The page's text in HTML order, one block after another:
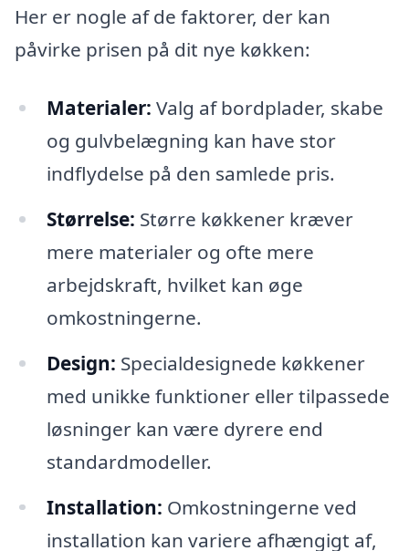
Her er nogle af de faktorer, der kan
påvirke prisen på dit nye køkken:
Materialer: Valg af bordplader, skabe
og gulvbelægning kan have stor
indflydelse på den samlede pris.
Størrelse: Større køkkener kræver
mere materialer og ofte mere
arbejdskraft, hvilket kan øge
omkostningerne.
Design: Specialdesignede køkkener
med unikke funktioner eller tilpassede
løsninger kan være dyrere end
standardmodeller.
Installation: Omkostningerne ved
installation kan variere afhængigt af,